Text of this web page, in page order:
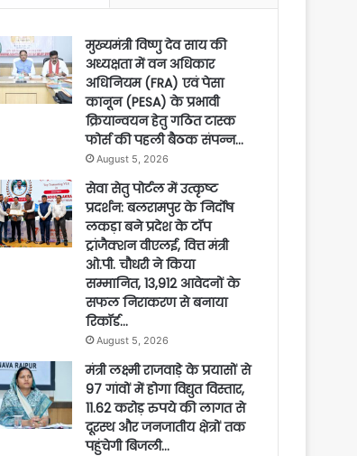
मुख्यमंत्री विष्णु देव साय की
अध्यक्षता में वन अधिकार
अधिनियम (FRA) एवं पेसा
कानून (PESA) के प्रभावी
क्रियान्वयन हेतु गठित टास्क
फोर्स की पहली बैठक संपन्न…
August 5, 2026
सेवा सेतु पोर्टल में उत्कृष्ट
प्रदर्शन: बलरामपुर के निर्दोष
लकड़ा बने प्रदेश के टॉप
ट्रांजैक्शन वीएलई, वित्त मंत्री
ओ.पी. चौधरी ने किया
सम्मानित, 13,912 आवेदनों के
सफल निराकरण से बनाया
रिकॉर्ड…
August 5, 2026
मंत्री लक्ष्मी राजवाड़े के प्रयासों से
97 गांवों में होगा विद्युत विस्तार,
11.62 करोड़ रुपये की लागत से
दूरस्थ और जनजातीय क्षेत्रों तक
पहुंचेगी बिजली…